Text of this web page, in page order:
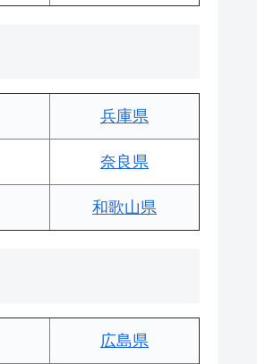
兵庫県
奈良県
和歌山県
広島県